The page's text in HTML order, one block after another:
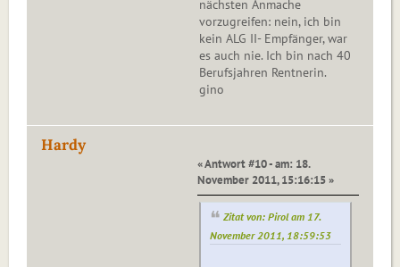
nächsten Anmache
vorzugreifen: nein, ich bin
kein ALG II- Empfänger, war
es auch nie. Ich bin nach 40
Berufsjahren Rentnerin.
gino
Hardy
« Antwort #10 - am: 18.
November 2011, 15:16:15 »
Zitat von: Pirol am 17.
November 2011, 18:59:53